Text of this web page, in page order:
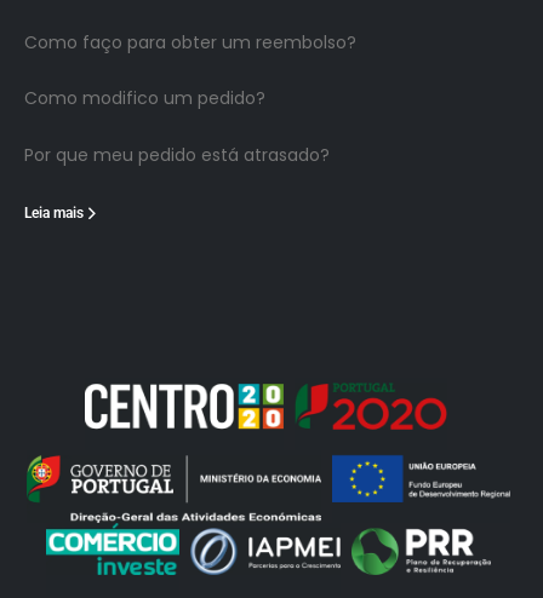
Como faço para obter um reembolso?
Como modifico um pedido?
Por que meu pedido está atrasado?
Leia mais